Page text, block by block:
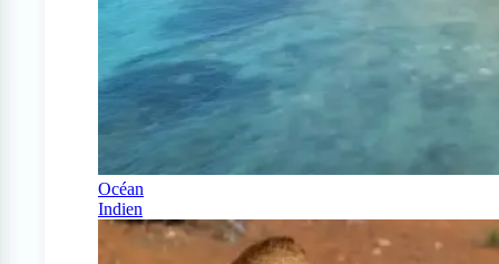
Océan
Indien